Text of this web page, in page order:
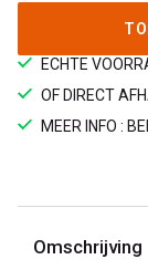
ECHTE
OF DIRECT
MEER INFO :
Omschrijving